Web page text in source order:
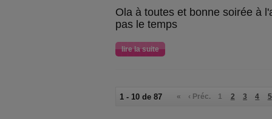
Ola à toutes et bonne soirée à
pas le temps
lire la suite
1 - 10 de 87 « ‹ Préc. 1 2 3 4 5